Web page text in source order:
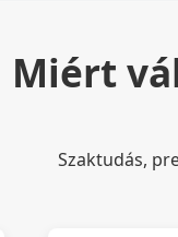
Miért
Szaktudás,